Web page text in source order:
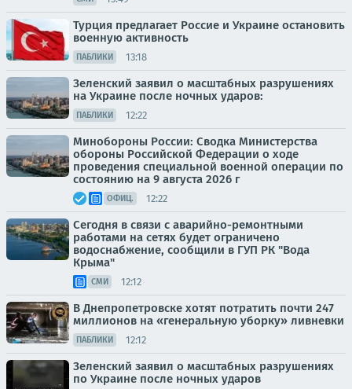
Турция предлагает Россие и Украине остановить
военную активность
ПАБЛИКИ 13:18
Зеленский заявил о масштабных разрушениях
на Украине после ночных ударов:
ПАБЛИКИ 12:22
Минобороны России: Сводка Министерства
обороны Российской Федерации о ходе
проведения специальной военной операции по
состоянию на 9 августа 2026 г
ОФИЦ. 12:22
Сегодня в связи с аварийно-ремонтными
работами на сетях будет ограничено
водоснабжение, сообщили в ГУП РК "Вода
Крыма"
СМИ 12:12
В Днепропетровске хотят потратить почти 247
миллионов на «генеральную уборку» ливневки
ПАБЛИКИ 12:12
Зеленский заявил о масштабных разрушениях
по Украине после ночных ударов